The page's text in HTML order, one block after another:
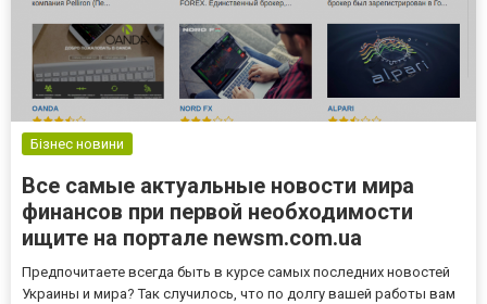
Бізнес новини
Все самые актуальные новости мира
финансов при первой необходимости
ищите на портале newsm.com.ua
Предпочитаете всегда быть в курсе самых последних новостей
Украины и мира? Так случилось, что по долгу вашей работы вам